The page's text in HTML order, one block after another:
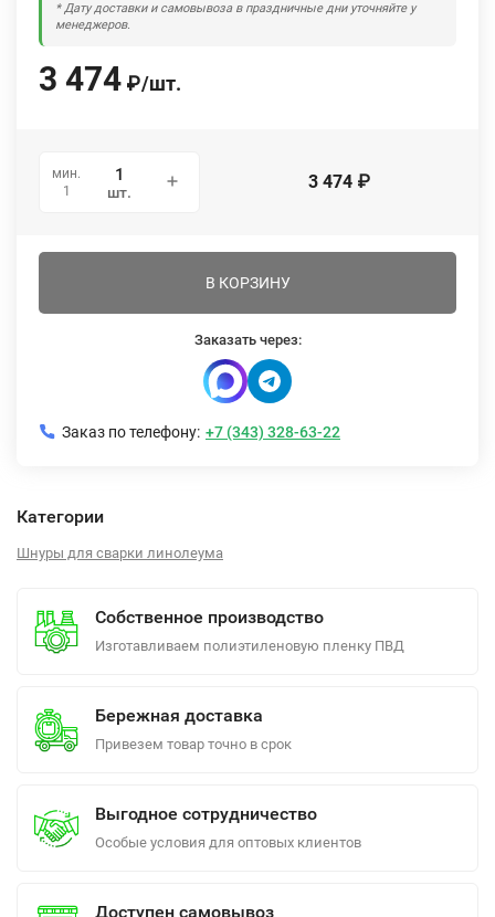
* Дату доставки и самовывоза в праздничные дни уточняйте у
менеджеров.
3 474 ₽/шт.
мин.
1
шт. 3 474 ₽
В КОРЗИНУ
Заказать через:
Заказ по телефону: +7 (343) 328-63-22
Категории
Шнуры для сварки линолеума
Собственное производство
Изготавливаем полиэтиленовую пленку ПВД
Бережная доставка
Привезем товар точно в срок
Выгодное сотрудничество
Особые условия для оптовых клиентов
Доступен самовывоз